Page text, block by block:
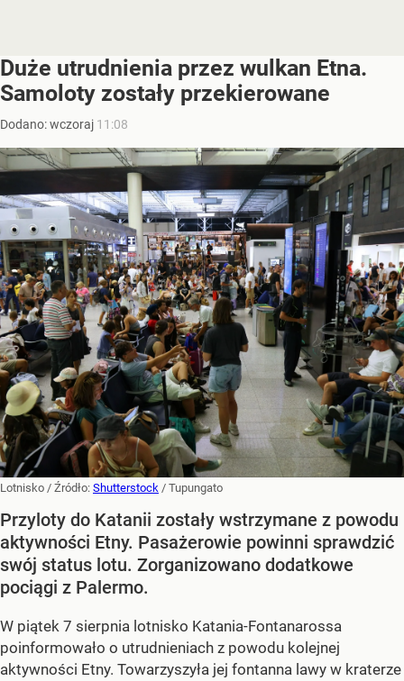
Duże utrudnienia przez wulkan Etna.
Samoloty zostały przekierowane
Dodano:wczoraj 11:08
Lotnisko / Źródło: Shutterstock / Tupungato
Przyloty do Katanii zostały wstrzymane z powodu
aktywności Etny. Pasażerowie powinni sprawdzić
swój status lotu. Zorganizowano dodatkowe
pociągi z Palermo.
W piątek 7 sierpnia lotnisko Katania-Fontanarossa
poinformowało o utrudnieniach z powodu kolejnej
aktywności Etny. Towarzyszyła jej fontanna lawy w kraterze